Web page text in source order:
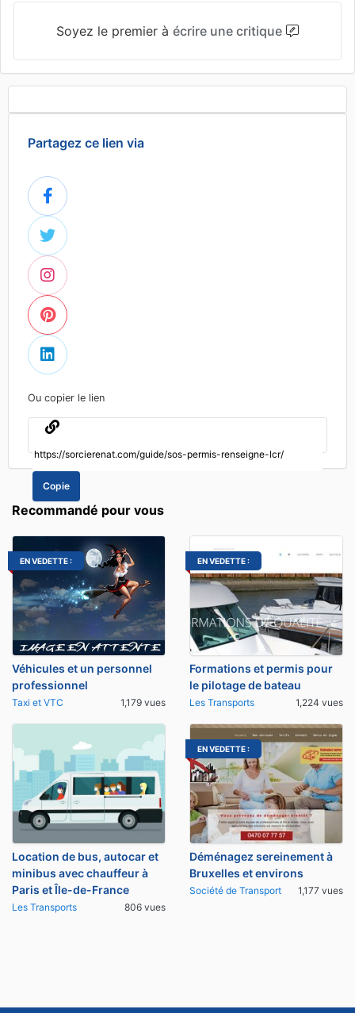
Soyez le premier à écrire une critique
Partagez ce lien via
Ou copier le lien
Copie
Recommandé pour vous
EN VEDETTE :
Véhicules et un personnel
professionnel
Taxi et VTC 1,179 vues
EN VEDETTE :
Formations et permis pour
le pilotage de bateau
Les Transports 1,224 vues
Location de bus, autocar et
minibus avec chauffeur à
Paris et Île-de-France
Les Transports 806 vues
EN VEDETTE :
Déménagez sereinement à
Bruxelles et environs
Société de Transport 1,177 vues